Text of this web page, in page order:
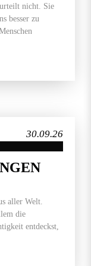
nicht. Sie
besser zu
30.09.26
aller Welt.
die
entdeckst,